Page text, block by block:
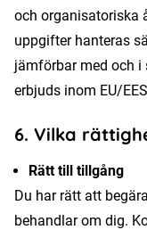
och organisatoriska
uppgifter hanteras
jämförbar med och i
erbjuds inom EU/
6. Vilka
Rätt till tillgång
Du har rätt att
behandlar om dig.